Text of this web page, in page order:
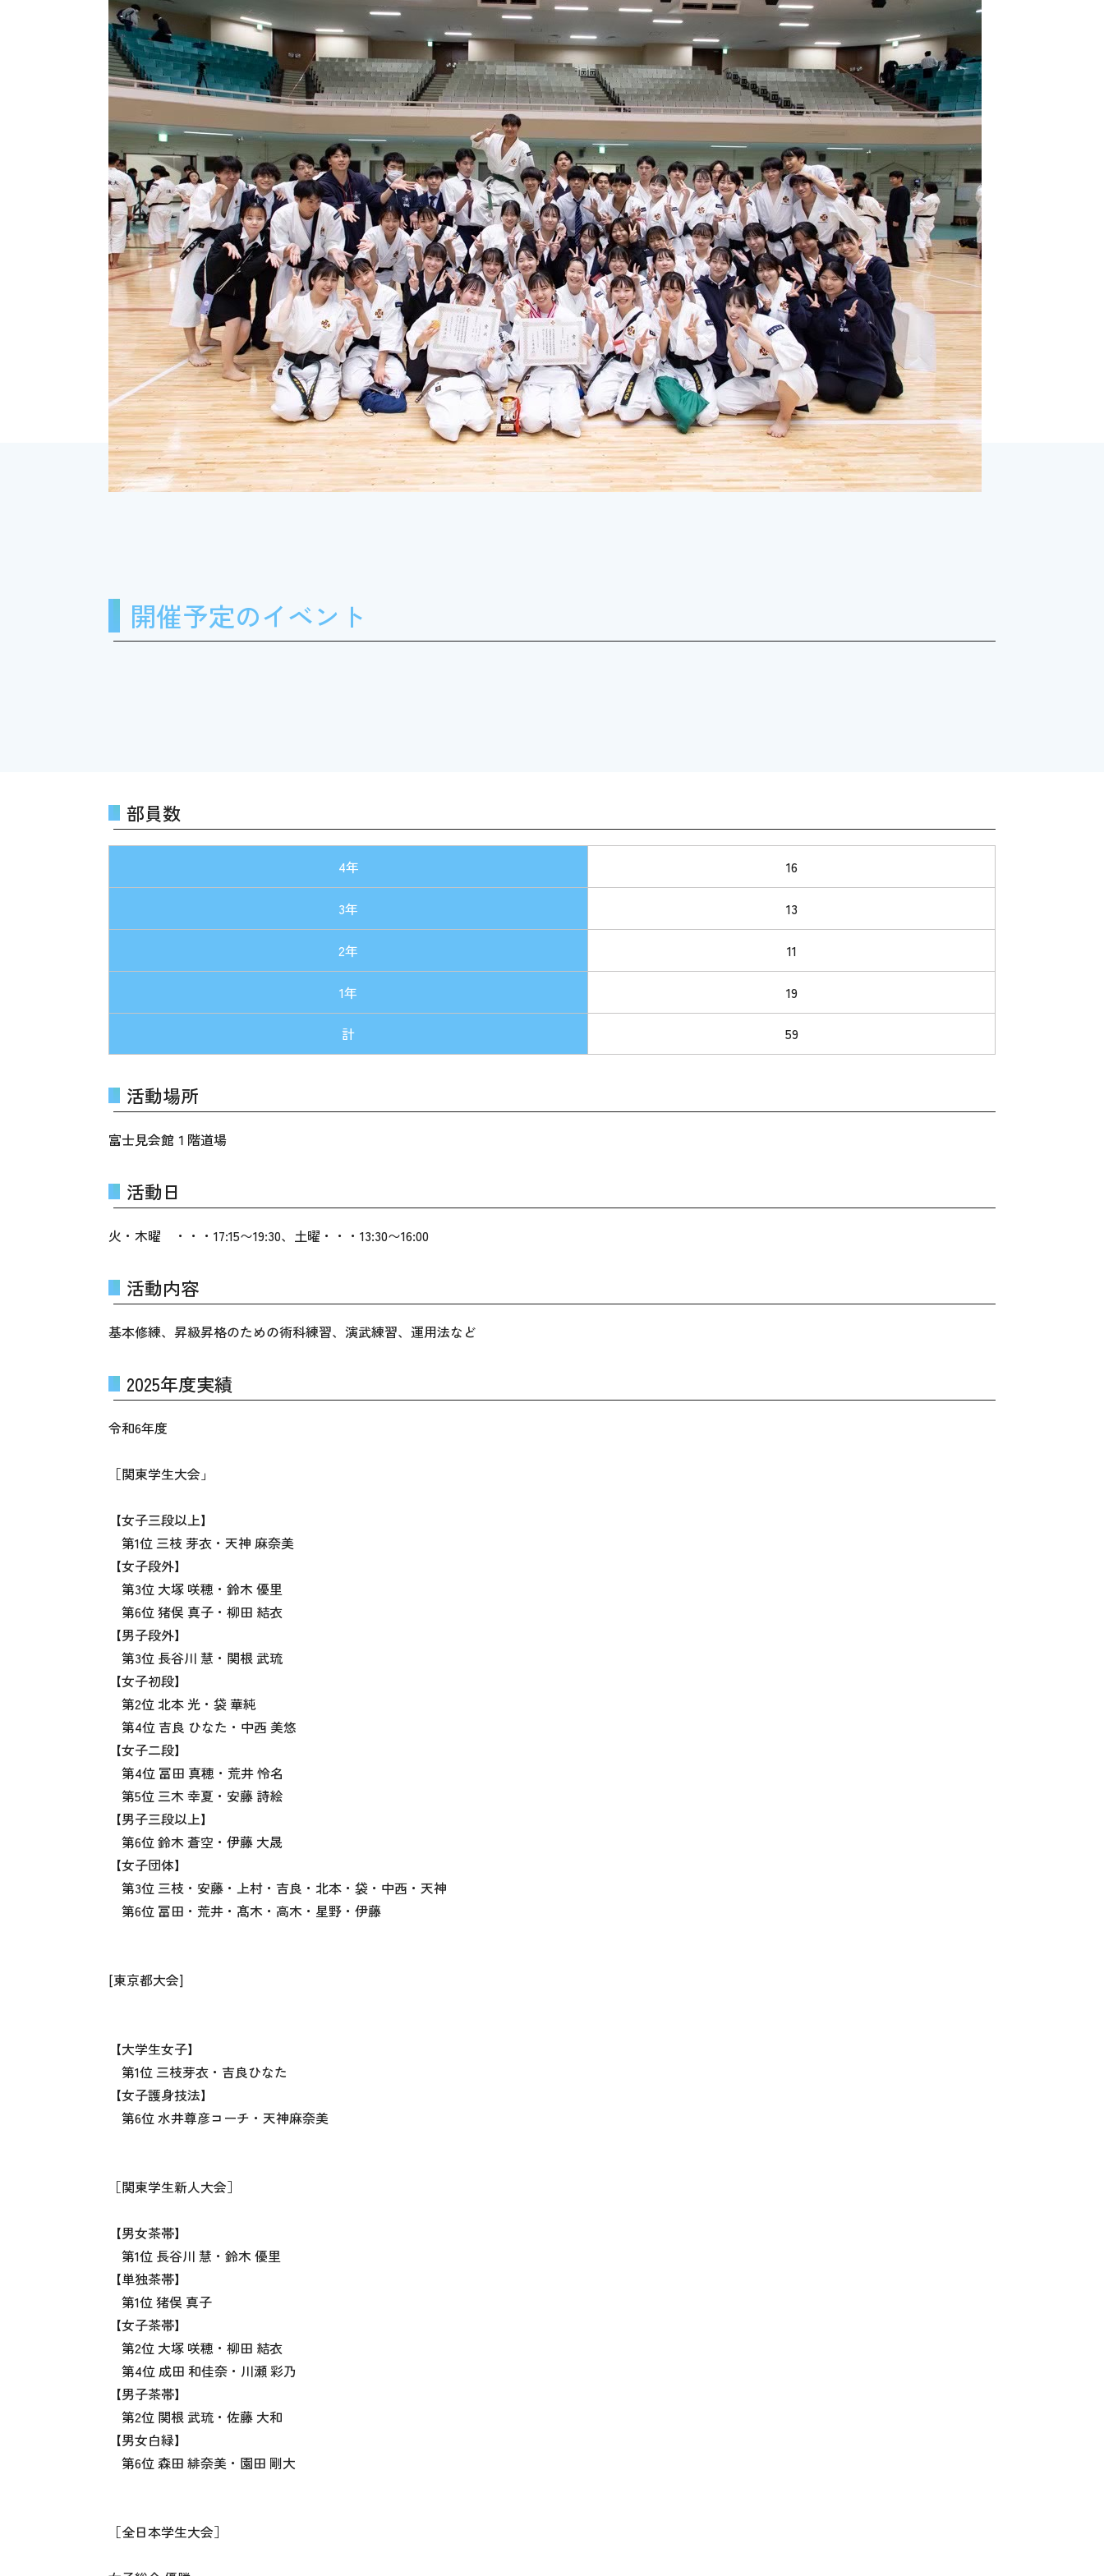
開催予定のイベント
部員数
4年 16
3年 13
2年 11
1年 19
計 59
活動場所
富士見会館１階道場
活動日
火・木曜 ・・・17:15〜19:30、土曜・・・13:30〜16:00
活動内容
基本修練、昇級昇格のための術科練習、演武練習、運用法など
2025年度実績
令和6年度
［関東学生大会」
【女子三段以上】
第1位 三枝 芽衣・天神 麻奈美
【女子段外】
第3位 大塚 咲穂・鈴木 優里
第6位 猪俣 真子・柳田 結衣
【男子段外】
第3位 長谷川 慧・関根 武琉
【女子初段】
第2位 北本 光・袋 華純
第4位 吉良 ひなた・中西 美悠
【女子二段】
第4位 冨田 真穂・荒井 怜名
第5位 三木 幸夏・安藤 詩絵
【男子三段以上】
第6位 鈴木 蒼空・伊藤 大晟
【女子団体】
第3位 三枝・安藤・上村・吉良・北本・袋・中西・天神
第6位 冨田・荒井・髙木・高木・星野・伊藤
[東京都大会]
【大学生女子】
第1位 三枝芽衣・吉良ひなた
【女子護身技法】
第6位 水井尊彦コーチ・天神麻奈美
［関東学生新人大会］
【男女茶帯】
第1位 長谷川 慧・鈴木 優里
【単独茶帯】
第1位 猪俣 真子
【女子茶帯】
第2位 大塚 咲穂・柳田 結衣
第4位 成田 和佳奈・川瀬 彩乃
【男子茶帯】
第2位 関根 武琉・佐藤 大和
【男女白緑】
第6位 森田 緋奈美・園田 剛大
［全日本学生大会］